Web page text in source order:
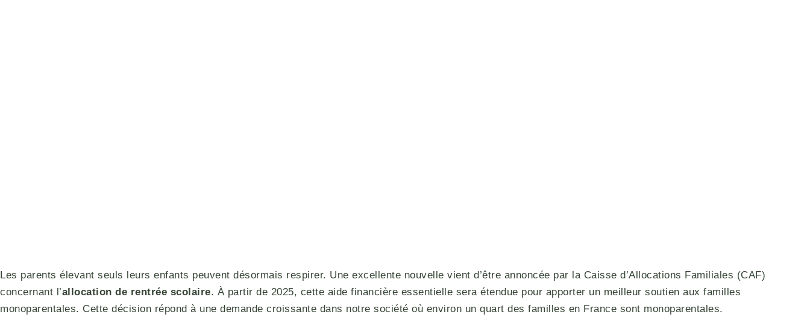
Les parents élevant seuls leurs enfants peuvent désormais respirer. Une excellente nouvelle vient d’être annoncée par la Caisse d’Allocations Familiales (CAF)
concernant l’allocation de rentrée scolaire. À partir de 2025, cette aide financière essentielle sera étendue pour apporter un meilleur soutien aux familles
monoparentales. Cette décision répond à une demande croissante dans notre société où environ un quart des familles en France sont monoparentales.